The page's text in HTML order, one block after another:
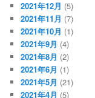
2021年12月 (5)
2021年11月 (7)
2021年10月 (1)
2021年9月 (4)
2021年8月 (2)
2021年6月 (1)
2021年5月 (21)
2021年4月 (5)